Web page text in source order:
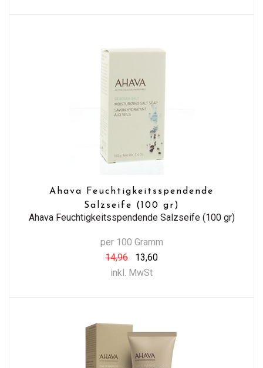
Ahava Feuchtigkeitsspendende
Salzseife (100 gr)
Ahava Feuchtigkeitsspendende Salzseife (100 gr)
per 100 Gramm
14,96
13,60
inkl. MwSt